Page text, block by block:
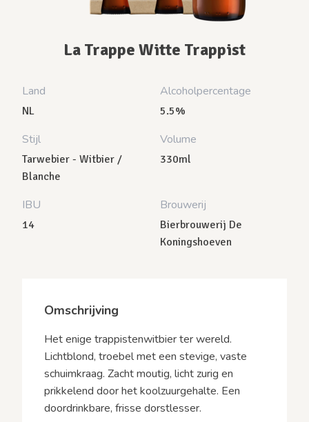
La Trappe Witte Trappist
Land
NL
Alcoholpercentage
5.5%
Stijl
Tarwebier - Witbier /
Blanche
Volume
330ml
IBU
14
Brouwerij
Bierbrouwerij De
Koningshoeven
Omschrijving
Het enige trappistenwitbier ter wereld.
Lichtblond, troebel met een stevige, vaste
schuimkraag. Zacht moutig, licht zurig en
prikkelend door het koolzuurgehalte. Een
doordrinkbare, frisse dorstlesser.